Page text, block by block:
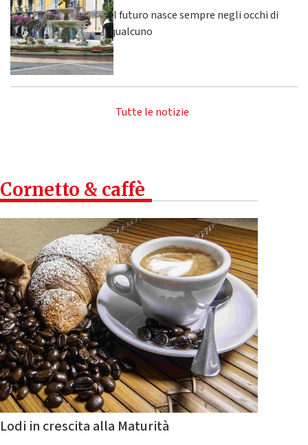
Il futuro nasce sempre negli occhi di
qualcuno
Tutte le notizie
Cornetto & caffè
Lodi in crescita alla Maturità